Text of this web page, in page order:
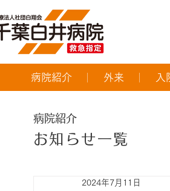
病院紹介 外来 入
病院紹介
お知らせ一覧
2024年7月11日